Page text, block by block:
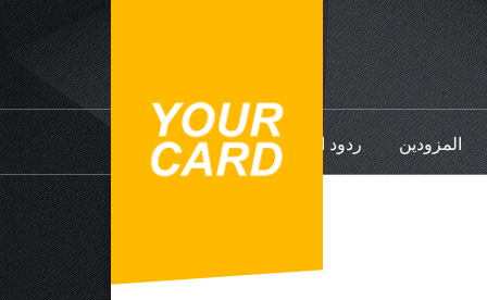
المزودين ردود الفعل